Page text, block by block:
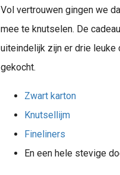
Vol vertrouwen gingen we
mee te knutselen. De
uiteindelijk zijn er drie leuke
gekocht.
Zwart karton
Knutsellijm
Fineliners
En een hele stevige